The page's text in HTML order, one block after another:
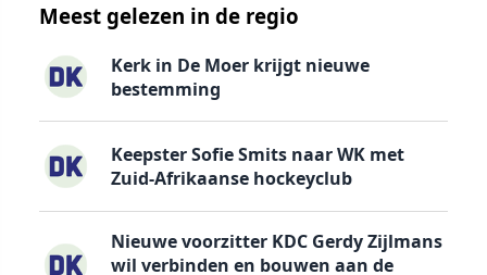
Meest gelezen in de regio
Kerk in De Moer krijgt nieuwe
bestemming
Keepster Sofie Smits naar WK met
Zuid-Afrikaanse hockeyclub
Nieuwe voorzitter KDC Gerdy Zijlmans
wil verbinden en bouwen aan de